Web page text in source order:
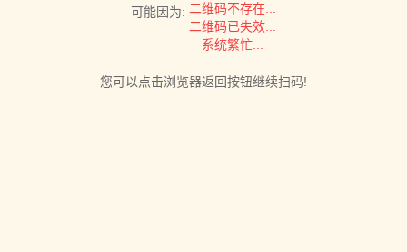
可能因为: 二维码不存在...
二维码已失效...
系统繁忙...
您可以点击浏览器返回按钮继续扫码!